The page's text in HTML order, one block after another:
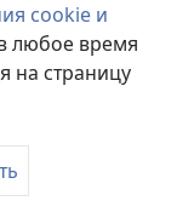
cookie и
любое время
на страницу
of Pennsylvania.